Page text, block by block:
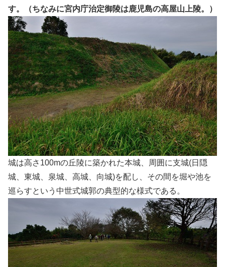
す。（ちなみに宮内庁治定御陵は鹿児島の高屋山上陵。）
城は高さ100mの丘陵に築かれた本城、周囲に支城(日隠
城、東城、泉城、高城、向城)を配し、その間を堀や池を
巡らすという中世式城郭の典型的な様式である。